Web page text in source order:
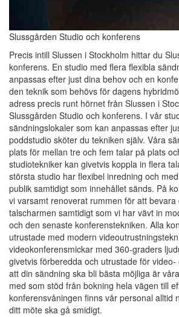
Slussgården Studio och konferens
Precis intill Slussen i Stockholm hittar du
konferens. En studio med flera flexibla
anpassas efter just dina behov och en
den teknik som behövs för dagens
adress precis runt hörnet från Slussen i
Slussgården Studio och konferens. I vår
sändningslokaler som kan anpassas efter
poddstudio sköter du tekniken själv. Våra
plats för mellan tre och fem talar på plats
studiotekniker kan givetvis koppla in flera
största studio har flexibel inredning och
publik samtidigt som innehållet sänds. På
vi varsamt renoverat rummen för att bevara
talscharmen samtidigt som vi har vävt in
och den senaste konferenstekniken. Alla
utrustade med modern
videokonferensmickar med 360-graders
givetvis förberedda och utrustade för
att din sändning ska bli bästa möjliga är
med som stöd från bokning hela vägen till
konferensvåningen finns vår personal alltid
ditt möte ska gå smidigt.